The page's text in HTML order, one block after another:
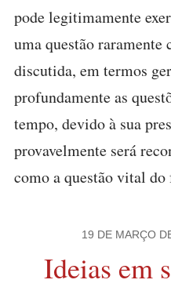
pode legitimamente
uma questão raramente
discutida, em termos
profundamente as
tempo, devido à sua
provavelmente será
como a questão vital
19 DE MARÇO
Ideias em